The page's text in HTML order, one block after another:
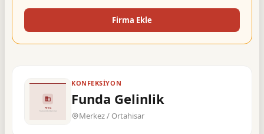
KONFEKSIYON
Funda Gelinlik
Merkez / Ortahisar
Firma Ekle